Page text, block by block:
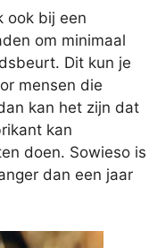
ook bij een
om minimaal
Dit kun je
mensen die
kan het zijn dat
kan
doen. Sowieso is
dan een jaar